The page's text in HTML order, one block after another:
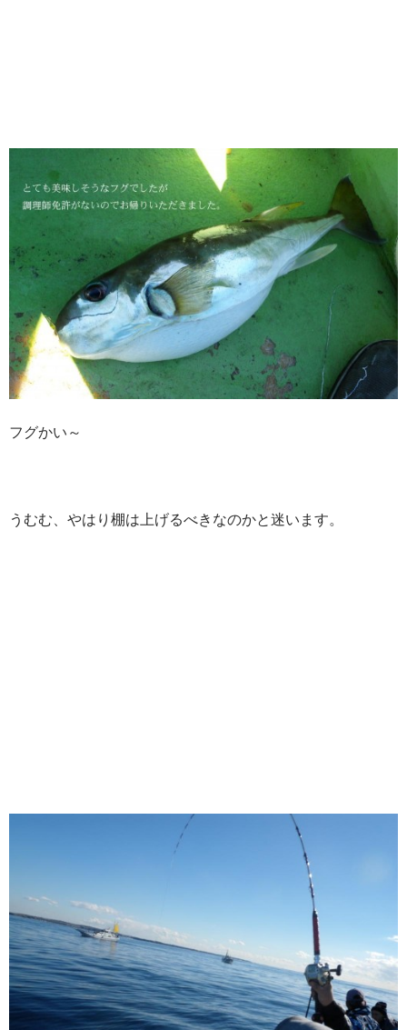
フグかい～
うむむ、やはり棚は上げるべきなのかと迷います。